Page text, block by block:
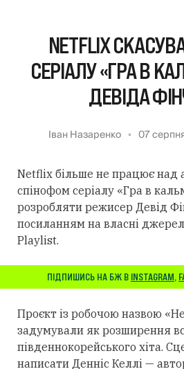
NETFLIX
СЕРІАЛУ «ГРА В
ДЕВІДА
Іван Назаренко 07
Netflix більше не працює над
спінофом серіалу «Гра в
розробляти режисер Девід
посиланням на власні
Playlist.
ПІДПИШИСЬ НА БЖ В INSTAGRAM,
Проєкт із робочою назвою
задумували як розширення
південнокорейського хіта.
написати Денніс Келлі —